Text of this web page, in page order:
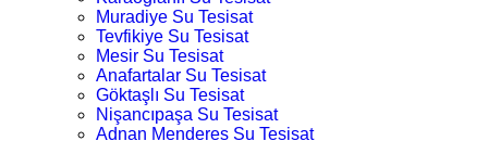
Muradiye Su Tesisat
Tevfikiye Su Tesisat
Mesir Su Tesisat
Anafartalar Su Tesisat
Göktaşlı Su Tesisat
Nişancıpaşa Su Tesisat
Adnan Menderes Su Tesisat